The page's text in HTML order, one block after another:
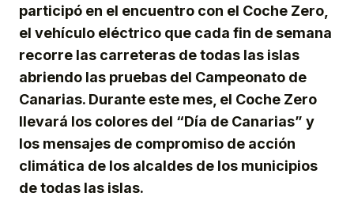
participó en el encuentro con el Coche Zero,
el vehículo eléctrico que cada fin de semana
recorre las carreteras de todas las islas
abriendo las pruebas del Campeonato de
Canarias. Durante este mes, el Coche Zero
llevará los colores del “Día de Canarias” y
los mensajes de compromiso de acción
climática de los alcaldes de los municipios
de todas las islas.